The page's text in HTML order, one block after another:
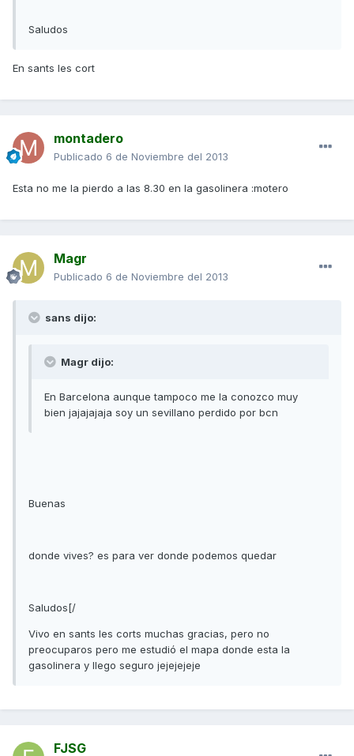
Saludos
En sants les cort
montadero
Publicado 6 de Noviembre del 2013
Esta no me la pierdo a las 8.30 en la gasolinera :motero
Magr
Publicado 6 de Noviembre del 2013
sans dijo:
Magr dijo:
En Barcelona aunque tampoco me la conozco muy
bien jajajajaja soy un sevillano perdido por bcn
Buenas
donde vives? es para ver donde podemos quedar
Saludos[/
Vivo en sants les corts muchas gracias, pero no
preocuparos pero me estudió el mapa donde esta la
gasolinera y llego seguro jejejejeje
FJSG